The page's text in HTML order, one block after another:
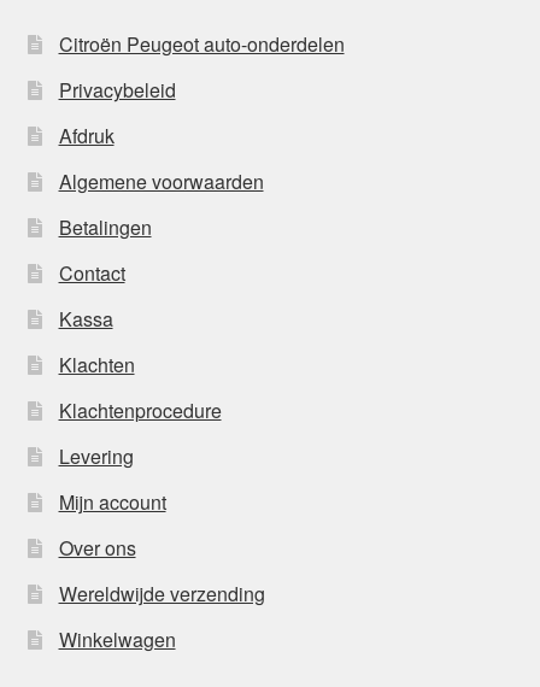
Citroën Peugeot auto-onderdelen
Privacybeleid
Afdruk
Algemene voorwaarden
Betalingen
Contact
Kassa
Klachten
Klachtenprocedure
Levering
Mijn account
Over ons
Wereldwijde verzending
Winkelwagen